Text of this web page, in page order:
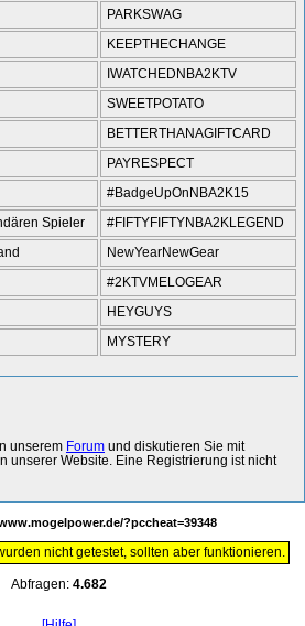
PARKSWAG
KEEPTHECHANGE
IWATCHEDNBA2KTV
SWEETPOTATO
BETTERTHANAGIFTCARD
PAYRESPECT
#BadgeUpOnNBA2K15
Spieler
#FIFTYFIFTYNBA2KLEGEND
NewYearNewGear
#2KTVMELOGEAR
HEYGUYS
MYSTERY
unserem Forum und diskutieren Sie mit
unserer Website. Eine Registrierung ist nicht
?pccheat=39348
nicht getestet, sollten aber funktionieren.
Abfragen: 4.682